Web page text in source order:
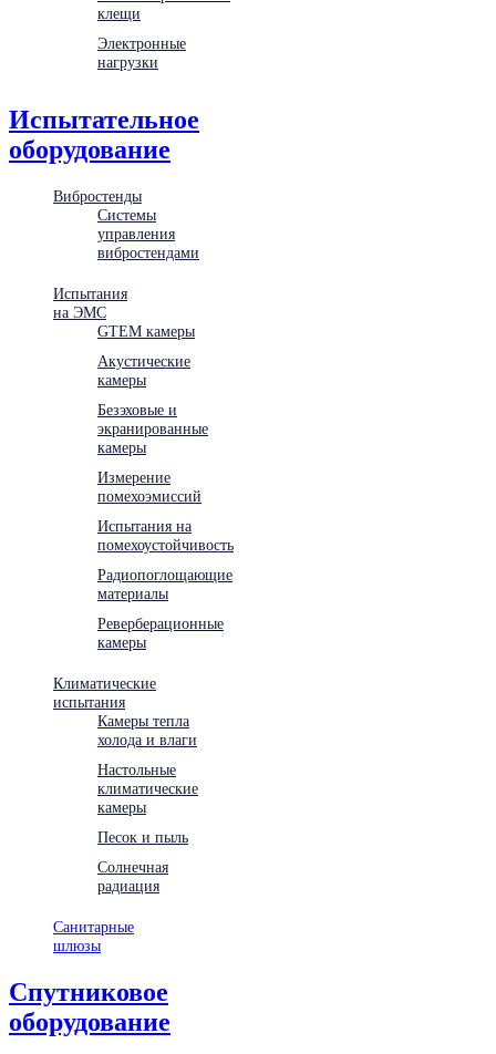
клещи
Электронные
нагрузки
Испытательное
оборудование
Вибростенды
Системы
управления
вибростендами
Испытания
на ЭМС
GTEM камеры
Акустические
камеры
Безэховые и
экранированные
камеры
Измерение
помехоэмиссий
Испытания на
помехоустойчивость
Радиопоглощающие
материалы
Реверберационные
камеры
Климатические
испытания
Камеры тепла
холода и влаги
Настольные
климатические
камеры
Песок и пыль
Солнечная
радиация
Санитарные
шлюзы
Спутниковое
оборудование